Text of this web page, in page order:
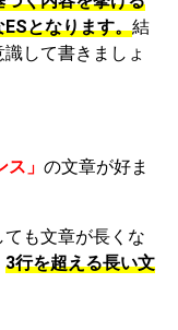
となります。結
して書きましょ
」 の文章が好ま
も文章が長くな
3行を超える長い文